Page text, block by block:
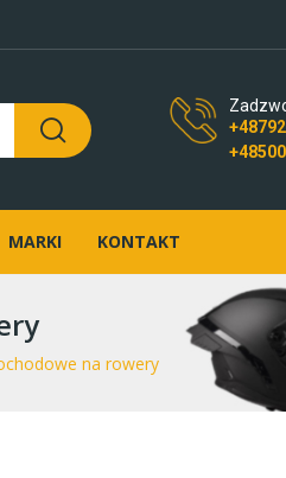
MARKI KONTAKT
na rowery